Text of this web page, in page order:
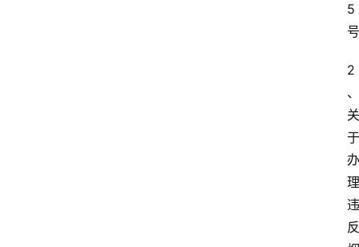
5
号
2
、
关
于
办
理
违
反